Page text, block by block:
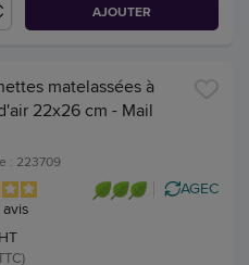
AJOUTER
matelassées à
22x26 cm - Mail
: 223709
avis
AGEC